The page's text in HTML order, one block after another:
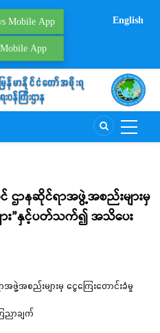
Mobile App
App
English
ာနဆိုင်ရာအဖွဲ့အစည်းများမှ
ား”နှင့်ပတ်သက်၍ အသိပေး
အစည်းများမှ ငွေကြေးတောင်းခံမှု
ညာချက်